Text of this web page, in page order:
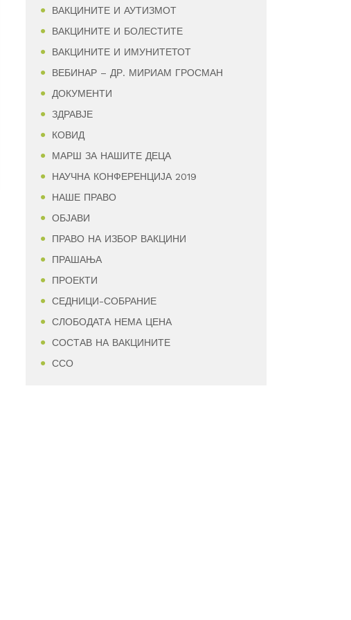
ВАКЦИНИТЕ И АУТИЗМОТ
ВАКЦИНИТЕ И БОЛЕСТИТЕ
ВАКЦИНИТЕ И ИМУНИТЕТОТ
ВЕБИНАР – ДР. МИРИАМ ГРОСМАН
ДОКУМЕНТИ
ЗДРАВЈЕ
КОВИД
МАРШ ЗА НАШИТЕ ДЕЦА
НАУЧНА КОНФЕРЕНЦИЈА 2019
НАШЕ ПРАВО
ОБЈАВИ
ПРАВО НА ИЗБОР ВАКЦИНИ
ПРАШАЊА
ПРОЕКТИ
СЕДНИЦИ-СОБРАНИЕ
СЛОБОДАТА НЕМА ЦЕНА
СОСТАВ НА ВАКЦИНИТЕ
ССО